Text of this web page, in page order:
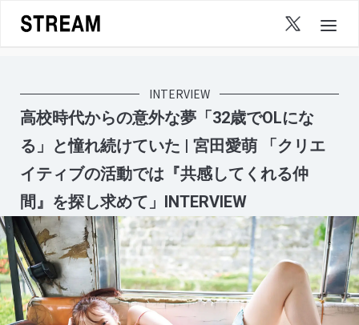
content
INTERVIEW
高校時代からの意外な夢「32歳でOLにな
る」と憧れ続けていた | 宮田愛萌 「クリエ
イティブの活動では『共感してくれる仲
間』を探し求めて」INTERVIEW